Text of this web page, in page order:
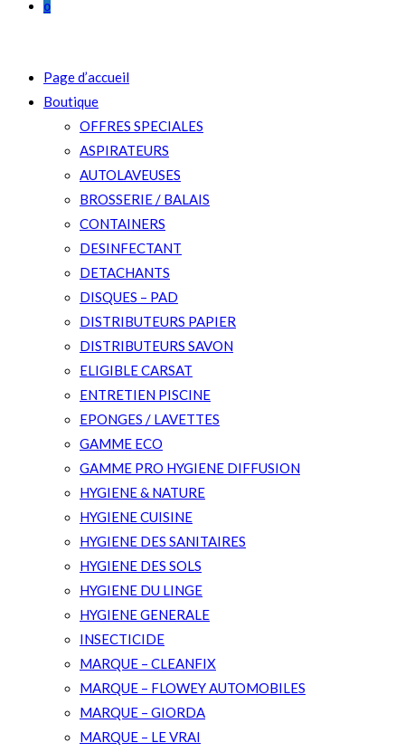
0
Page d’accueil
Boutique
OFFRES SPECIALES
ASPIRATEURS
AUTOLAVEUSES
BROSSERIE / BALAIS
CONTAINERS
DESINFECTANT
DETACHANTS
DISQUES – PAD
DISTRIBUTEURS PAPIER
DISTRIBUTEURS SAVON
ELIGIBLE CARSAT
ENTRETIEN PISCINE
EPONGES / LAVETTES
GAMME ECO
GAMME PRO HYGIENE DIFFUSION
HYGIENE & NATURE
HYGIENE CUISINE
HYGIENE DES SANITAIRES
HYGIENE DES SOLS
HYGIENE DU LINGE
HYGIENE GENERALE
INSECTICIDE
MARQUE – CLEANFIX
MARQUE – FLOWEY AUTOMOBILES
MARQUE – GIORDA
MARQUE – LE VRAI